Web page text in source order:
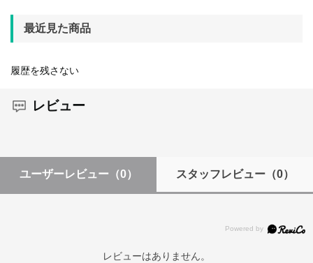
最近見た商品
履歴を残さない
レビュー
ユーザーレビュー （0） スタッフレビュー（0）
レビューはありません。